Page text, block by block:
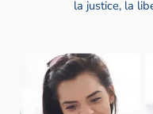
la justice, la